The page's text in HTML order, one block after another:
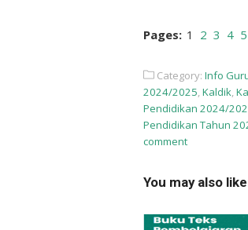
Pages: 1 2 3 4 5
Category: Info
2024/2025,Kaldik,
Pendidikan 2024/
Pendidikan Tahun
comment
You may also